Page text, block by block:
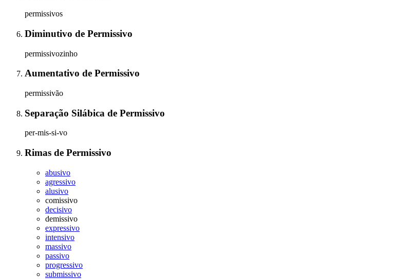
permissivos
Diminutivo de Permissivo
permissivozinho
Aumentativo de Permissivo
permissivão
Separação Silábica de Permissivo
per-mis-si-vo
Rimas de Permissivo
abusivo
agressivo
alusivo
comissivo
decisivo
demissivo
expressivo
intensivo
massivo
passivo
progressivo
submissivo